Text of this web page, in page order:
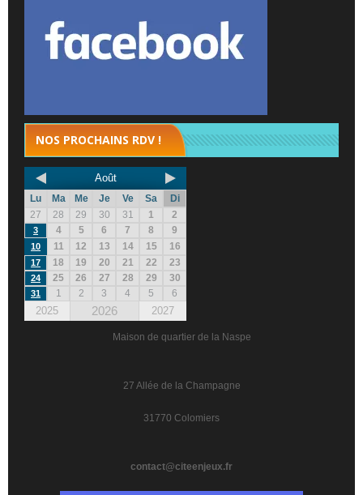
NOS PROCHAINS RDV !
Août
Lu Ma Me Je Ve Sa
Di
27
28 29 30 31 1 2
3 4 5 6 7 8 9
10 11 12 13 14 15 16
17 18 19 20 21 22 23
24 25 26 27 28 29 30
31 1 2 3 4 5 6
2025 2026 2027
Maison de quartier de la Naspe
27 Allée de la Champagne
31770 Colomiers
contact@citeenjeux.fr